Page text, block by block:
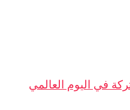
في اليوم العالمي